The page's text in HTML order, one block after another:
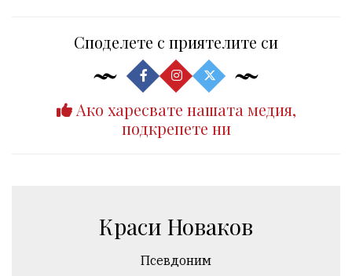
Споделете с приятелите си
Ако харесвате нашата медия,
подкрепете ни
Краси Новаков
Псевдоним